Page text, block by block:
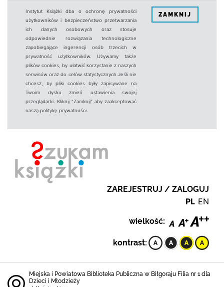
Instytut Książki dba o ochronę prywatności
użytkowników i bezpieczeństwo przetwarzania
ich danych osobowych oraz stosuje
odpowiednie rozwiązania technologiczne
zapobiegające ingerencji osób trzecich w
prywatność użytkowników. Używamy także
plików cookies, by ułatwić korzystanie z naszych
serwisów oraz do celów statystycznych.Jeśli nie
chcesz, by pliki cookies były zapisywane na
Twoim dysku zmień ustawienia swojej
przeglądarki. Kliknij "Zamknij" aby zaakceptować
naszą politykę prywatności.
ZAMKNIJ
ZAREJESTRUJ / ZALOGUJ
PL EN
wielkość:
kontrast:
Miejska i Powiatowa Biblioteka Publiczna w Biłgoraju Filia nr 1 dla
Dzieci i Młodzieży